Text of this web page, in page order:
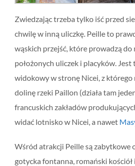
Zwiedzając trzeba tylko iść przed
chwilę w inną uliczkę. Peille to
wąskich przejść, które prowadzą do
położonych uliczek i placyków.
widokowy w stronę Nicei, z którego
dolinę rzeki Paillon (działa tam
francuskich zakładów
widać lotnisko w Nicei, a nawet
Wśród atrakcji Peille są zabytkowe
gotycka fontanna, romański